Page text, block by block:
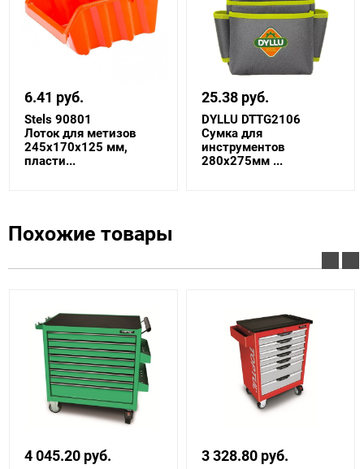
6.41 руб.
Stels 90801
Лоток для метизов
245х170х125 мм,
пласти...
25.38 руб.
DYLLU DTTG2106
Сумка для
инструментов
280x275мм ...
Похожие товары
4 045.20 руб. 3 328.80 руб.